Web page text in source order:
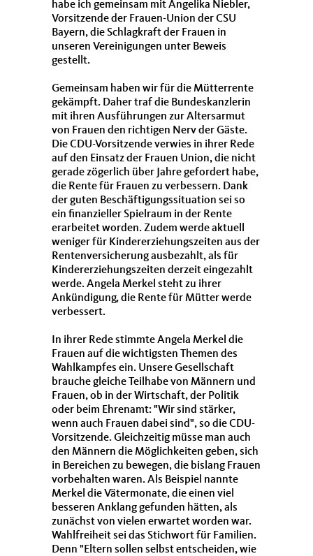
habe ich gemeinsam mit Angelika Niebler,
Vorsitzende der Frauen-Union der CSU
Bayern, die Schlagkraft der Frauen in
unseren Vereinigungen unter Beweis
gestellt.
Gemeinsam haben wir für die Mütterrente
gekämpft. Daher traf die Bundeskanzlerin
mit ihren Ausführungen zur Altersarmut
von Frauen den richtigen Nerv der Gäste.
Die CDU-Vorsitzende verwies in ihrer Rede
auf den Einsatz der Frauen Union, die nicht
gerade zögerlich über Jahre gefordert habe,
die Rente für Frauen zu verbessern. Dank
der guten Beschäftigungssituation sei so
ein finanzieller Spielraum in der Rente
erarbeitet worden. Zudem werde aktuell
weniger für Kindererziehungszeiten aus der
Rentenversicherung ausbezahlt, als für
Kindererziehungszeiten derzeit eingezahlt
werde. Angela Merkel steht zu ihrer
Ankündigung, die Rente für Mütter werde
verbessert.
In ihrer Rede stimmte Angela Merkel die
Frauen auf die wichtigsten Themen des
Wahlkampfes ein. Unsere Gesellschaft
brauche gleiche Teilhabe von Männern und
Frauen, ob in der Wirtschaft, der Politik
oder beim Ehrenamt: "Wir sind stärker,
wenn auch Frauen dabei sind", so die CDU-
Vorsitzende. Gleichzeitig müsse man auch
den Männern die Möglichkeiten geben, sich
in Bereichen zu bewegen, die bislang Frauen
vorbehalten waren. Als Beispiel nannte
Merkel die Vätermonate, die einen viel
besseren Anklang gefunden hätten, als
zunächst von vielen erwartet worden war.
Wahlfreiheit sei das Stichwort für Familien.
Denn "Eltern sollen selbst entscheiden, wie